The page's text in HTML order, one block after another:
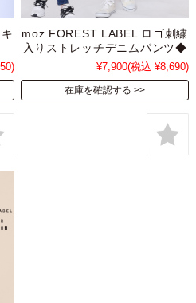
moz FOREST LABEL ロゴ刺繍
入りストレッチデニムパンツ◆
¥7,900(税込 ¥8,690)
在庫を確認する